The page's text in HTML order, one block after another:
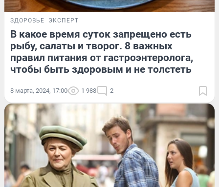
ЗДОРОВЬЕ ЭКСПЕРТ
В какое время суток запрещено есть
рыбу, салаты и творог. 8 важных
правил питания от гастроэнтеролога,
чтобы быть здоровым и не толстеть
8 марта, 2024, 17:00 1 988 2